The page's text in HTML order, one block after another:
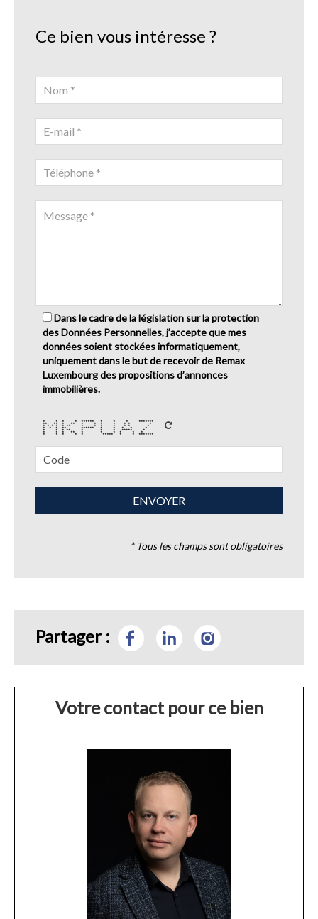
Ce bien vous intéresse ?
Dans le cadre de la législation sur la protection
des Données Personnelles, j’accepte que mes
données soient stockées informatiquement,
uniquement dans le but de recevoir de Remax
Luxembourg des propositions d’annonces
immobilières.
* * * * ****** * * * *******
** ** * ** * * * * * * *
* * * * * ** * * * * * * *
* * * ** ****** * * * * *
* * * ** * * * ***** *
* * * ** * * * * * *
* * * * * ***** * * *******
* Tous les champs sont obligatoires
Partager :
Votre contact pour ce bien